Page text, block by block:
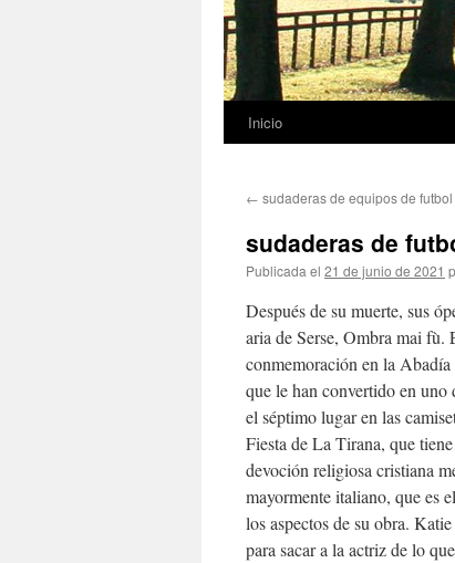
Saltar
contenido
Inicio
← sudaderas de equipos de futbol
sudaderas de
Publicada el 21 de junio de 2021
Después de su muerte, sus
aria de Serse, Ombra mai fù.
conmemoración en la Abadía
que le han convertido en uno
el séptimo lugar en las
Fiesta de La Tirana, que
devoción religiosa cristiana
mayormente italiano, que es
los aspectos de su obra.
para sacar a la actriz de lo